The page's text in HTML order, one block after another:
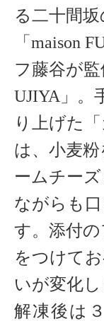
る二十間
「maison
フ藤谷が監
UJIYA」。
り上げた
は、小麦
ームチー
ながらも
す。添付
をつけて
いが変化し
解凍後は